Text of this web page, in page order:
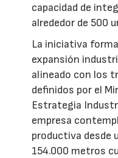
capacidad de
alrededor de 500
La iniciativa
expansión
alineado con los
definidos por el
Estrategia
empresa
productiva desde
154.000 metros